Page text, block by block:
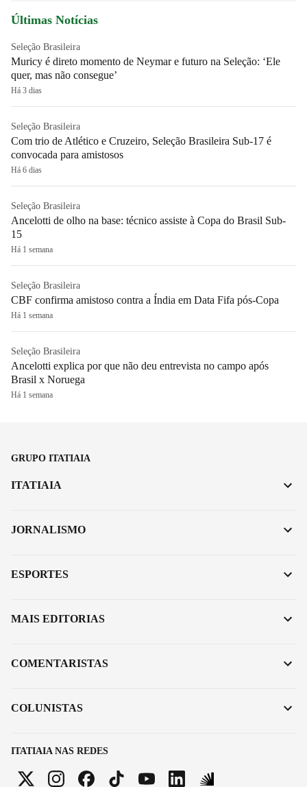
Últimas Notícias
Seleção Brasileira
Muricy é direto momento de Neymar e futuro na Seleção: ‘Ele
quer, mas não consegue’
Há 3 dias
Seleção Brasileira
Com trio de Atlético e Cruzeiro, Seleção Brasileira Sub-17 é
convocada para amistosos
Há 6 dias
Seleção Brasileira
Ancelotti de olho na base: técnico assiste à Copa do Brasil Sub-
15
Há 1 semana
Seleção Brasileira
CBF confirma amistoso contra a Índia em Data Fifa pós-Copa
Há 1 semana
Seleção Brasileira
Ancelotti explica por que não deu entrevista no campo após
Brasil x Noruega
Há 1 semana
GRUPO ITATIAIA
ITATIAIA NAS REDES
ITATIAIA
JORNALISMO
ESPORTES
MAIS EDITORIAS
COMENTARISTAS
COLUNISTAS